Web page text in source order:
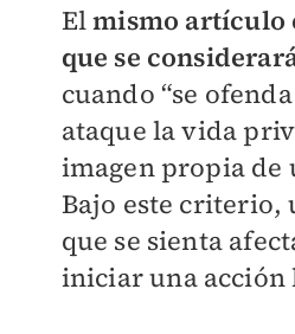
Elmismo artículo
que se
cuando “se
ataque la vida
imagen propia de
Bajo este criterio,
que se sienta
iniciar una acción